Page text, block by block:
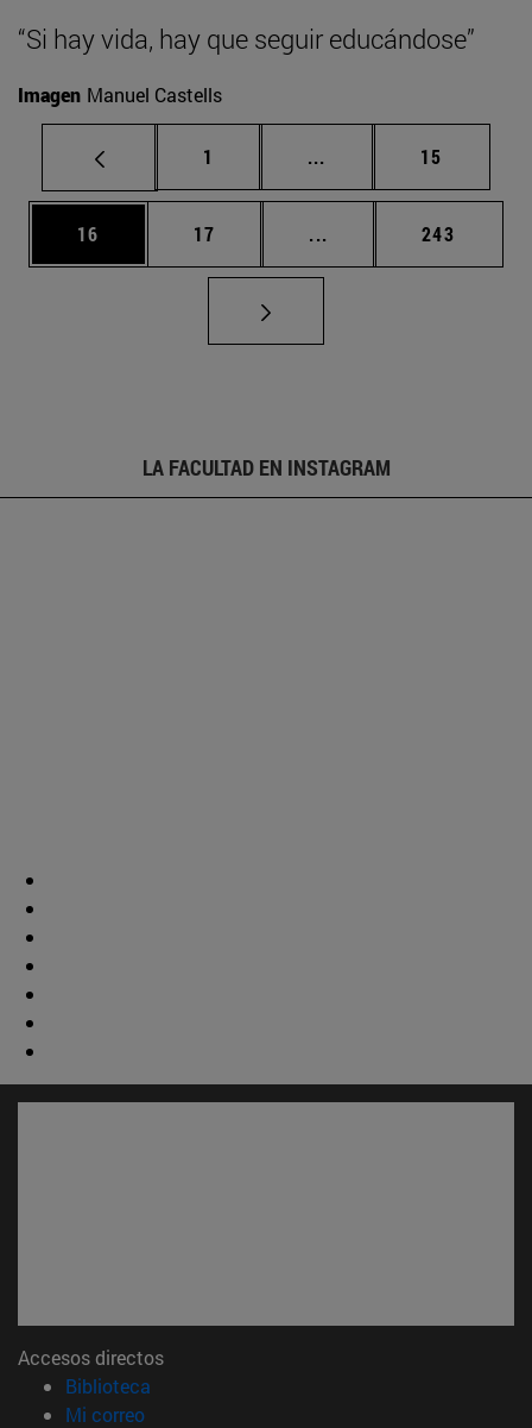
“Si hay vida, hay que seguir educándose”
Imagen Manuel Castells
Página
1 ... Páginas intermedias
Página
15
Página
16 Página
17 ... Páginas intermedias
Página
243
LA FACULTAD EN INSTAGRAM
Accesos directos
Biblioteca
Mi correo(abre en nueva ventana)